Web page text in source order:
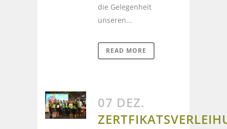
die Gelegenheit
unseren...
READ MORE
07 DEZ.